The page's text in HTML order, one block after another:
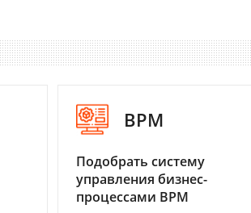
BPM
Подобрать систему
управления бизнес-
процессами BPM